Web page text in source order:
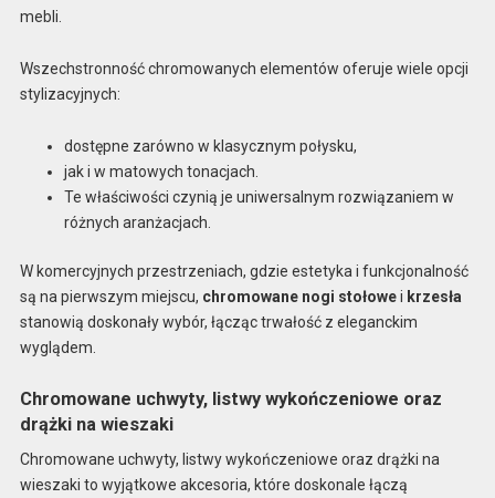
mebli.
Wszechstronność chromowanych elementów oferuje wiele opcji
stylizacyjnych:
dostępne zarówno w klasycznym połysku,
jak i w matowych tonacjach.
Te właściwości czynią je uniwersalnym rozwiązaniem w
różnych aranżacjach.
W komercyjnych przestrzeniach, gdzie estetyka i funkcjonalność
są na pierwszym miejscu, chromowane nogi stołowei krzesła
stanowią doskonały wybór, łącząc trwałość z eleganckim
wyglądem.
Chromowane uchwyty, listwy wykończeniowe oraz
drążki na wieszaki
Chromowane uchwyty, listwy wykończeniowe oraz drążki na
wieszaki to wyjątkowe akcesoria, które doskonale łączą